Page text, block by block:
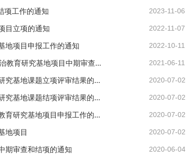
项工作的通知 2023-11-06
目立项的通知 2022-11-07
地项目申报工作的通知 2022-10-11
教育研究基地项目中期审查... 2021-06-11
究基地课题立项评审结果的... 2020-07-02
究基地课题结项评审结果的... 2020-07-02
育研究基地项目申报工作的... 2020-07-02
地项目 2020-07-02
期审查和结项的通知 2020-06-04